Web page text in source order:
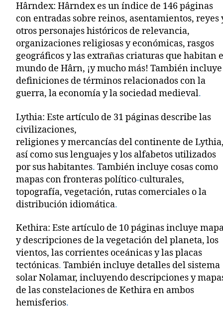
Hârndex: Hârndex es un índice de 146 páginas
con entradas sobre reinos, asentamientos, reyes
otros personajes históricos de relevancia,
organizaciones religiosas y económicas, rasgos
geográficos y las extrañas criaturas que habitan
mundo de Hârn, ¡y mucho más! También incluye
definiciones de términos relacionados con la
guerra, la economía y la sociedad medieval.
Lythia: Este artículo de 31 páginas describe las
civilizaciones,
religiones y mercancías del continente de
así como sus lenguajes y los alfabetos utilizados
por sus habitantes. También incluye cosas como
mapas con fronteras político-culturales,
topografía, vegetación, rutas comerciales o la
distribución idiomática.
Kethira: Este artículo de 10 páginas incluye
y descripciones de la vegetación del planeta, los
vientos, las corrientes oceánicas y las placas
tectónicas. También incluye detalles del sistema
solar Nolamar, incluyendo descripciones y
de las constelaciones de Kethira en ambos
hemisferios.